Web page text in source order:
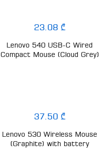
23.08 ₾
Lenovo 540 USB-C Wired
Compact Mouse (Cloud Grey)
37.50 ₾
Lenovo 530 Wireless Mouse
(Graphite) with battery